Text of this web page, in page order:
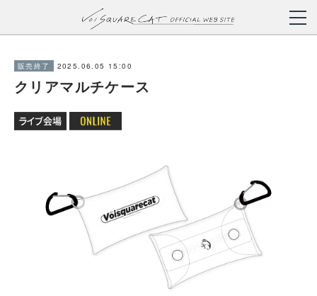
販売終了 2025.06.05 15:00
クリアマルチケース